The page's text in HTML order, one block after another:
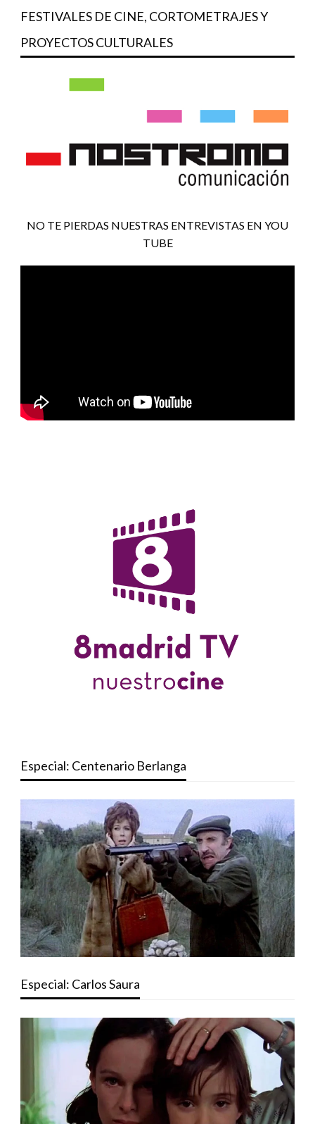
FESTIVALES DE CINE, CORTOMETRAJES Y
PROYECTOS CULTURALES
NO TE PIERDAS NUESTRAS ENTREVISTAS EN YOU
TUBE
Especial: Centenario Berlanga
Especial: Carlos Saura